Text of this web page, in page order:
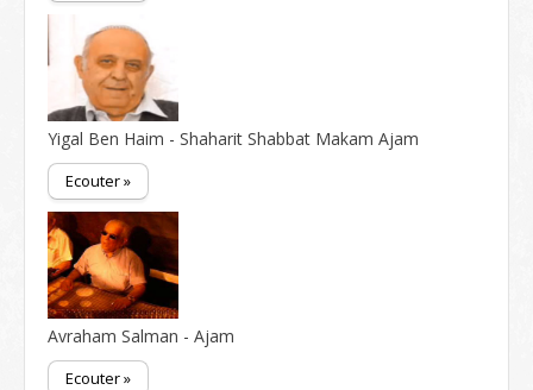
Yigal Ben Haim - Shaharit Shabbat Makam Ajam
Ecouter »
Avraham Salman - Ajam
Ecouter »